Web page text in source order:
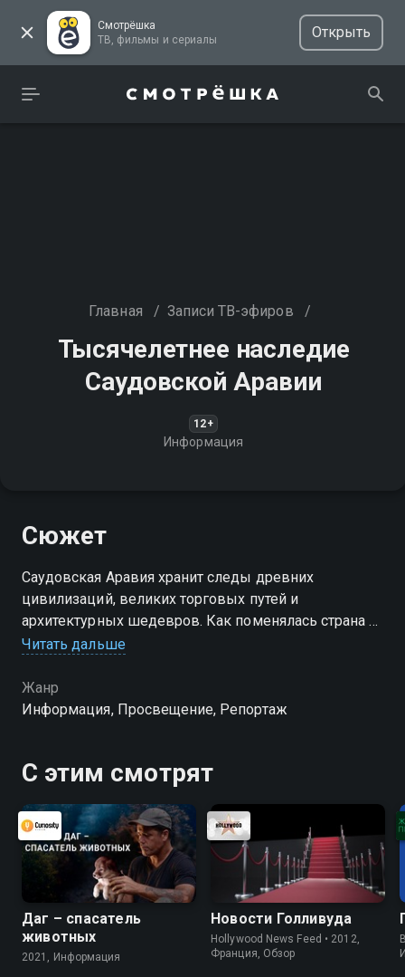
Смотрёшка
ТВ, фильмы и сериалы
Открыть
Главная / Записи ТВ-эфиров /
Тысячелетнее наследие
Саудовской Аравии
12+
Информация
Сюжет
Саудовская Аравия хранит следы древних
цивилизаций, великих торговых путей и
архитектурных шедевров. Как поменялась страна за
тысячелетия, какие артефакты рассказывают её
Читать дальше
Жанр
Информация, Просвещение, Репортаж
С этим смотрят
Даг – спасатель
животных
2021, Информация
Новости Голливуда
Hollywood News Feed • 2012,
Франция, Обзор